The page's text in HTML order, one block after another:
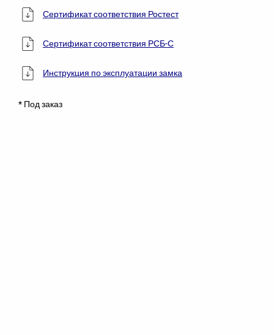
Сертификат соответствия Ростест
Сертификат соответствия РСБ-С
Инструкция по эксплуатации замка
* Под заказ